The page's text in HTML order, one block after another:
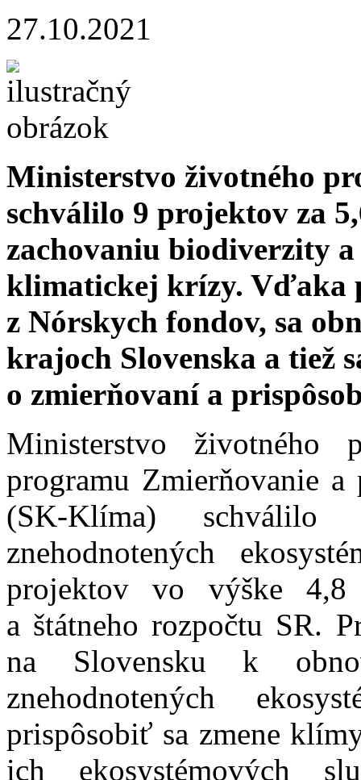
27.10.2021
Ministerstvo životného
schválilo 9 projektov za
zachovaniu biodiverzity
klimatickej krízy. Vďaka
z Nórskych fondov, sa
krajoch Slovenska a tiež
o zmierňovaní a
Ministerstvo životného
programu Zmierňovanie a
(SK-Klíma)
znehodnotených
projektov vo výške
a štátneho rozpočtu SR.
na Slovensku k
znehodnotených
prispôsobiť sa zmene
ich ekosystémových